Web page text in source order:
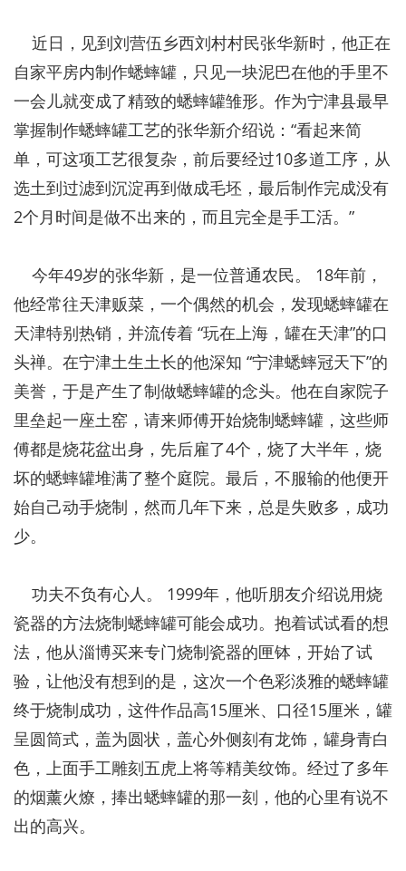
近日，见到刘营伍乡西刘村村民张华新时，他正在
自家平房内制作蟋蟀罐，只见一块泥巴在他的手里不
一会儿就变成了精致的蟋蟀罐雏形。作为宁津县最早
掌握制作蟋蟀罐工艺的张华新介绍说：“看起来简
单，可这项工艺很复杂，前后要经过10多道工序，从
选土到过滤到沉淀再到做成毛坯，最后制作完成没有
2个月时间是做不出来的，而且完全是手工活。”
今年49岁的张华新，是一位普通农民。 18年前，
他经常往天津贩菜，一个偶然的机会，发现蟋蟀罐在
天津特别热销，并流传着 “玩在上海，罐在天津”的口
头禅。在宁津土生土长的他深知 “宁津蟋蟀冠天下”的
美誉，于是产生了制做蟋蟀罐的念头。他在自家院子
里垒起一座土窑，请来师傅开始烧制蟋蟀罐，这些师
傅都是烧花盆出身，先后雇了4个，烧了大半年，烧
坏的蟋蟀罐堆满了整个庭院。最后，不服输的他便开
始自己动手烧制，然而几年下来，总是失败多，成功
少。
功夫不负有心人。 1999年，他听朋友介绍说用烧
瓷器的方法烧制蟋蟀罐可能会成功。抱着试试看的想
法，他从淄博买来专门烧制瓷器的匣钵，开始了试
验，让他没有想到的是，这次一个色彩淡雅的蟋蟀罐
终于烧制成功，这件作品高15厘米、口径15厘米，罐
呈圆筒式，盖为圆状，盖心外侧刻有龙饰，罐身青白
色，上面手工雕刻五虎上将等精美纹饰。经过了多年
的烟薰火燎，捧出蟋蟀罐的那一刻，他的心里有说不
出的高兴。